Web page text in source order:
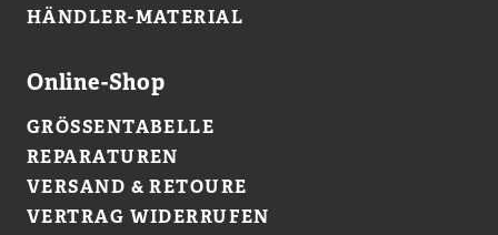
HÄNDLER-MATERIAL
Online-Shop
GRÖSSENTABELLE
REPARATUREN
VERSAND & RETOURE
VERTRAG WIDERRUFEN